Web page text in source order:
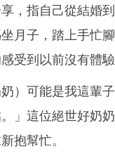
，指自己從結婚
月子，踏上手忙
受到以前沒有體驗
）可能是我這輩
」這位絕世好奶
抱幫忙。